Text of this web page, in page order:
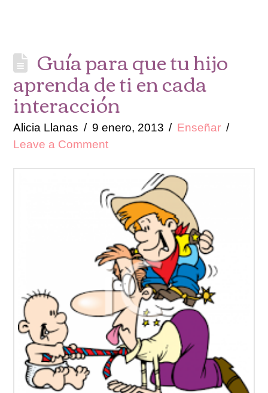
Guía para que tu hijo
aprenda de ti en cada
interacción
Alicia Llanas 9 enero, 2013
Enseñar
Leave a Comment